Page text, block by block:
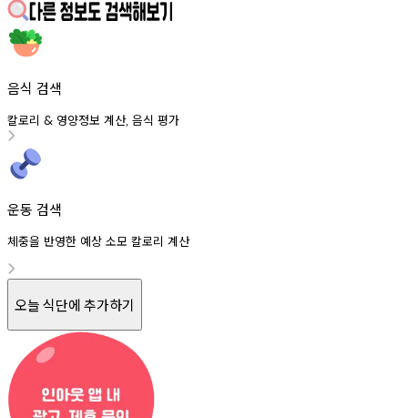
음식 검색
칼로리 & 영양정보 계산, 음식 평가
운동 검색
체중을 반영한 예상 소모 칼로리 계산
오늘 식단에 추가하기